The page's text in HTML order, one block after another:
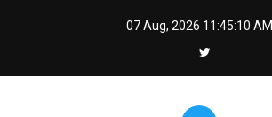
07 Aug, 2026 11:45:11 AM